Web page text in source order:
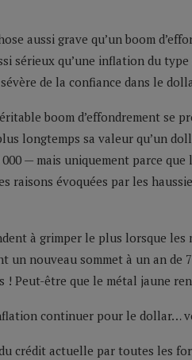
aussi grave qu’un boom
sérieux qu’une inflation du
de la confiance dans le
boom d’effondrement se
longtemps sa valeur qu’un
000 — mais uniquement parce
raisons évoquées par les
à grimper le plus lorsque
un nouveau sommet à un an de
! Peut-être que le métal jaune
continuer pour le dollar…
crédit actuelle par toutes les